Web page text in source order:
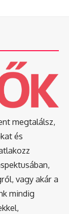
megtalálsz,
és
vagy akár a
mindig